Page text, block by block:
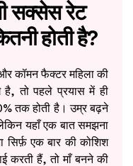
सक्सेस रेट
होती है?
कॉमन फैक्टर महिला की
तो पहले प्रयास में ही
तक होती है। उम्र बढ़ने
यहाँ एक बात समझना
एक बार की कोशिश
करती हैं, तो माँ बनने की